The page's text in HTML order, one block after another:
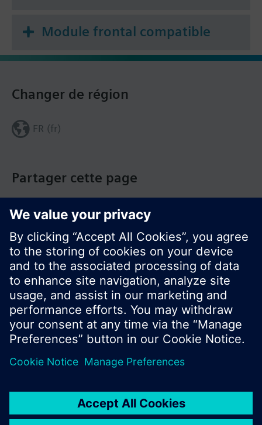
Module frontal compatible
Partager cette page
Changer de région
FR (fr)
© Siemens Switzerland Ltd. Building Technologies
Group - 2016
Le portefeuille des produits peut varier en
| Protection des données